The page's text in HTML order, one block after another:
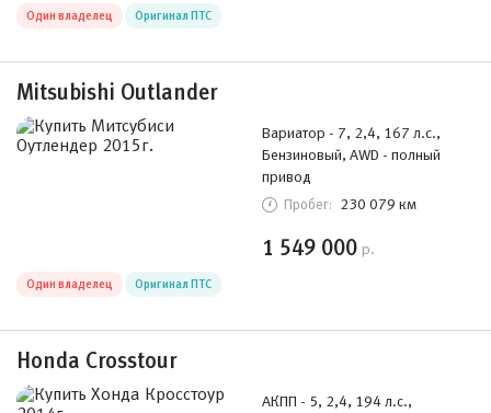
Один владелец Оригинал ПТС
Mitsubishi Outlander
Вариатор - 7, 2,4, 167 л.с.,
Бензиновый, AWD - полный
привод
Пробег: 230 079 км
1 549 000 р.
Один владелец Оригинал ПТС
Honda Crosstour
АКПП - 5, 2,4, 194 л.с.,